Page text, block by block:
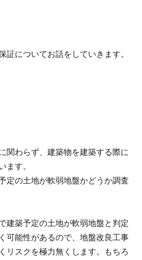
証についてお話をしていきます。
関わらず、建築物を建築する際に
ます。
定の土地が軟弱地盤かどうか調査
建築予定の土地が軟弱地盤と判定
可能性があるので、地盤改良工事
リスクを極力無くします。もちろ